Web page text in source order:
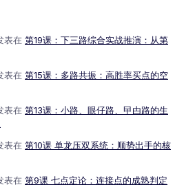
表在 第19课：下三路综合实战推演：从第
表在 第15课：多路共振：高胜率买点的空
表在 第13课：小路、眼仔路、曱甴路的生
表在 第10课 单龙压双系统：顺势出手的核
表在 第9课 七点定论：连接点的成熟判定